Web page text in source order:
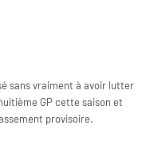
sans vraiment à avoir lutter
GP cette saison et
provisoire.